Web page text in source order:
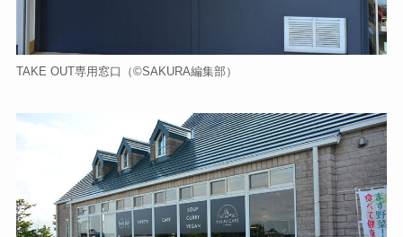
TAKE OUT専用窓口（©️SAKURA編集部）